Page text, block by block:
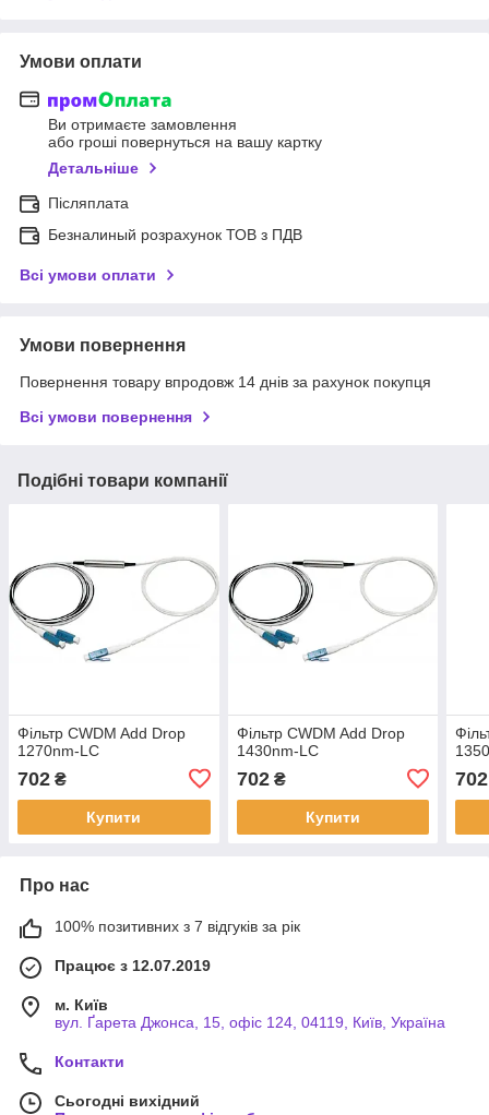
Умови оплати
Ви отримаєте замовлення
або гроші повернуться на вашу картку
Детальніше
Післяплата
Безналиный розрахунок ТОВ з ПДВ
Всі умови оплати
Умови повернення
Повернення товару впродовж 14 днів за рахунок покупця
Всі умови повернення
Подібні товари компанії
Фільтр CWDM Add Drop
1270nm-LC
702 ₴
Купити
Фільтр CWDM Add Drop
1430nm-LC
702₴
Купити
702
Про нас
100% позитивних з 7 відгуків за рік
Працює з 12.07.2019
м. Київ
вул. Ґарета Джонса, 15, офіс 124, 04119, Київ, Україна
Контакти
Сьогодні вихідний